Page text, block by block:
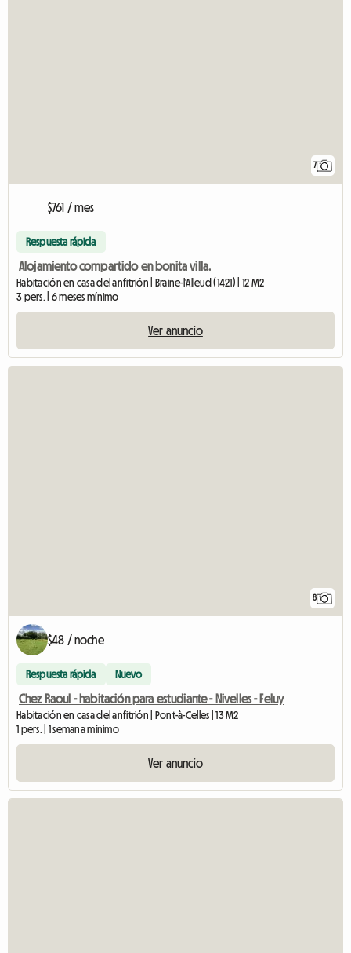
7
$761 / mes
Respuesta rápida
Alojamiento compartido en bonita villa.
Habitación en casa del anfitrión | Braine-l'Alleud (1421) | 12 M2
3 pers. | 6 meses mínimo
Ver anuncio
8
$48 / noche
Respuesta rápida Nuevo
Chez Raoul - habitación para estudiante - Nivelles - Feluy
Habitación en casa del anfitrión | Pont-à-Celles | 13 M2
1 pers. | 1 semana mínimo
Ver anuncio